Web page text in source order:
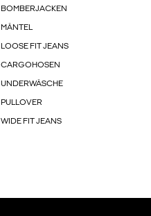
BOMBERJACKEN
MÄNTEL
LOOSE FIT JEANS
CARGOHOSEN
UNDERWÄSCHE
PULLOVER
WIDE FIT JEANS